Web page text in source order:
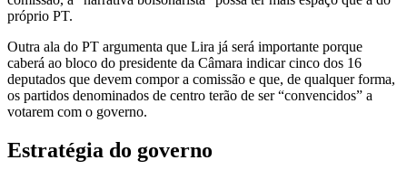
próprio PT.
Outra ala do PT argumenta que Lira já será importante porque
caberá ao bloco do presidente da Câmara indicar cinco dos 16
deputados que devem compor a comissão e que, de qualquer forma,
os partidos denominados de centro terão de ser “convencidos” a
votarem com o governo.
Estratégia do governo